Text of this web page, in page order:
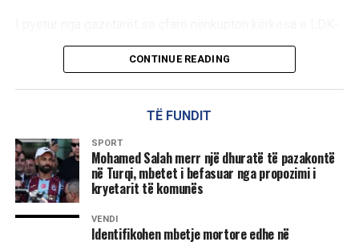
së, Abdixhiku u përgjigj shkurt se ajo lidhet “…për
konstituimin e Kuvendit”.
thirrjen e seancës konstitutive, kreu i LDK-së theksoi se
seanca duhet të mbahet pa vonesë. “Duhet të ketë seancë
konstitutive. Duhet të ketë seancë konstitutive. Nuk ka
nevojë të vonohet me konstituimin e Kuvendit. Duhet të
votohet kryetari i Kuvendit dhe Kryesia e Kuvendit. LDK-ja
as ka kërkuar, as kërkon që të bëhet ose të ketë vonesa të
tilla”, deklaroi ai.
CONTINUE READING
TË FUNDIT
SPORT
Mohamed Salah merr një dhuratë të pazakontë
në Turqi, mbetet i befasuar nga propozimi i
kryetarit të komunës
VENDI
Identifikohen mbetje mortore edhe në